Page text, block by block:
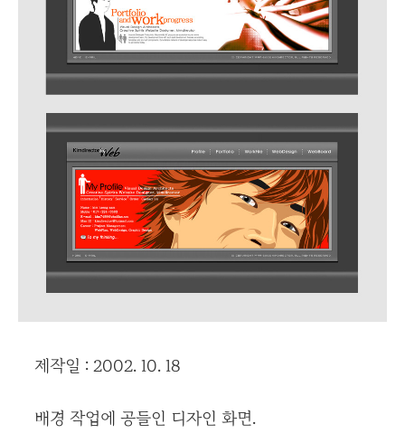
제작일 : 2002. 10. 18
배경 작업에 공들인 디자인 화면.